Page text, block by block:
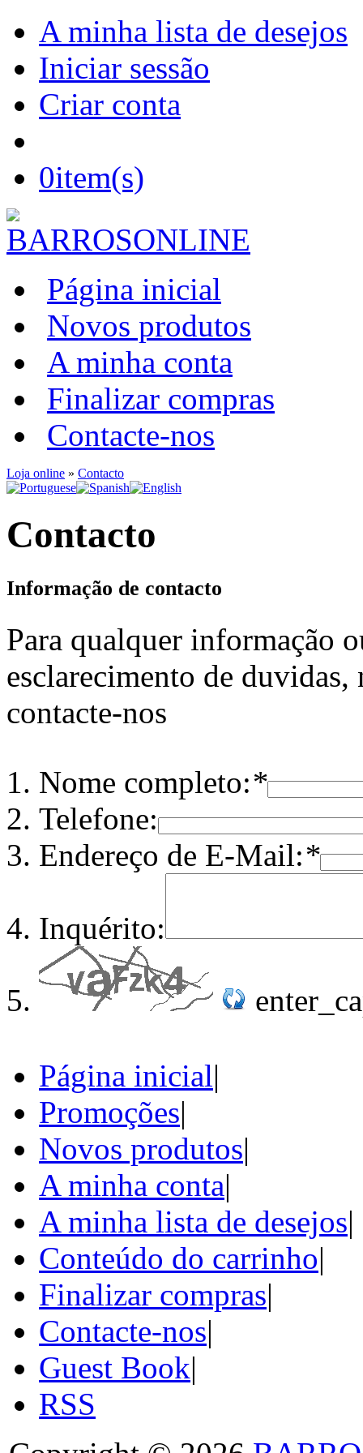
A minha lista de desejos
Iniciar sessão
Criar conta
0item(s)
Página inicial
Novos produtos
A minha conta
Finalizar compras
Contacte-nos
Loja online » Contacto
Contacto
Informação de contacto
Para qualquer informação
esclarecimento de duvidas,
contacte-nos
Nome completo:*
Telefone:
Endereço de E-Mail:*
Inquérito:
Página inicial|
Promoções|
Novos produtos|
A minha conta|
A minha lista de desejos|
Conteúdo do carrinho|
Finalizar compras|
Contacte-nos|
Guest Book|
RSS